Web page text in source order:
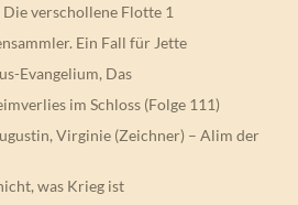
verschollene Flotte 1
Ein Fall für Jette
Evangelium, Das
im Schloss (Folge 111)
Virginie (Zeichner) – Alim der
was Krieg ist